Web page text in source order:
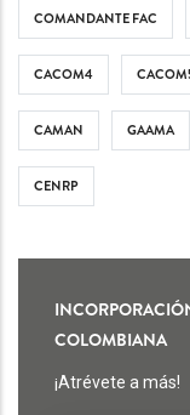
COMANDANTE FAC
CACOM4
CAMAN GAAMA
CENRP
COLOMBIANA
¡Atrévete a más!